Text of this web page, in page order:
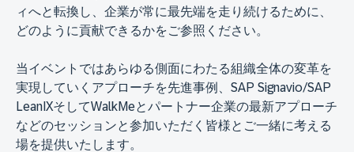
ィへと転換し、企業が常に最先端を走り続けるために、
どのように貢献できるかをご参照ください。
当イベントではあらゆる側面にわたる組織全体の変革を
実現していくアプローチを先進事例、SAP Signavio/SAP
LeanIXそしてWalkMeとパートナー企業の最新アプローチ
などのセッションと参加いただく皆様とご一緒に考える
場を提供いたします。